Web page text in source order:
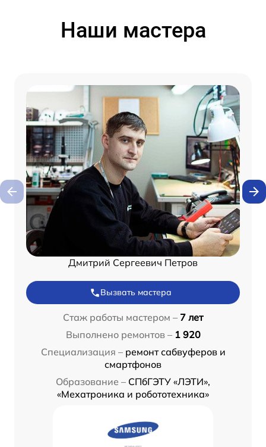
Наши мастера
Дмитрий Сергеевич Петров
Вызвать мастера
Стаж работы мастером – 7 лет
Выполнено ремонтов – 1 920
Специализация – ремонт сабвуферов и
смартфонов
Образование – СПбГЭТУ «ЛЭТИ»,
«Мехатроника и робототехника»